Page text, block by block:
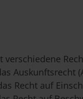
Auskunftsrecht
Recht auf